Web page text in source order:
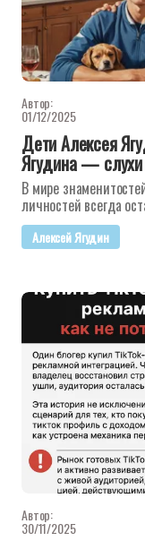
Автор:
01/12/2025
Дети Алексея
Ягудина —
В мире
личностей всегда
Алексей Ягудин
Автор:
30/11/2025